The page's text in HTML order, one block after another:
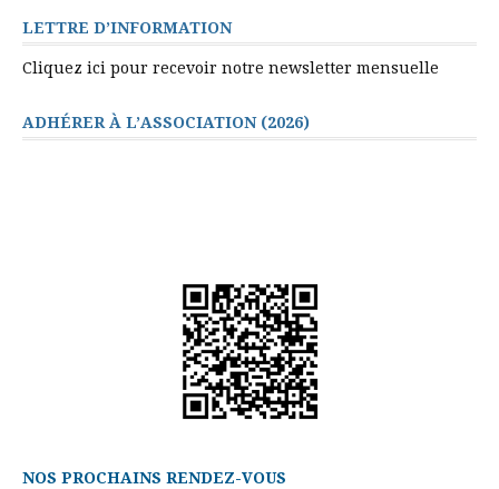
LETTRE D’INFORMATION
Cliquez ici pour recevoir notre newsletter mensuelle
ADHÉRER À L’ASSOCIATION (2026)
NOS PROCHAINS RENDEZ-VOUS